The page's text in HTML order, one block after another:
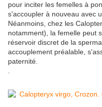
pour inciter les femelles à
s'accoupler à nouveau avec
Néanmoins, chez les
notamment), la femelle peut
réservoir discret de la
accouplement préalable,
paternité.